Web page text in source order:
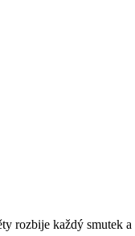
každý smutek